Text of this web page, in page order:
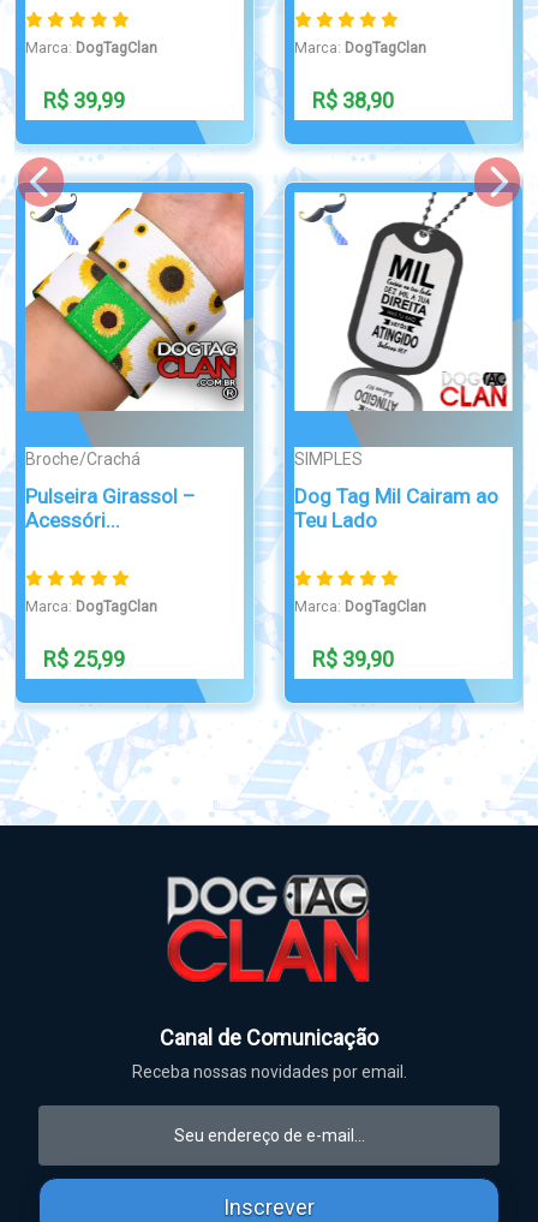
Marca: DogTagClan
R$ 39,99
Marca: DogTagClan
R$ 34,99
PINGENTE
Pingente de
Identificação pet
Marca: DogTagClan
R$ 59,90
DOMINÓ
Dominó Personalizado
time de f...
Marca: DogTagClan
R$ 165,00
Canal de Comunicação
Receba nossas novidades por email.
Inscrever